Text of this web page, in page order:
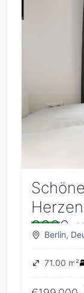
2029
Berlin,
71.00 m²